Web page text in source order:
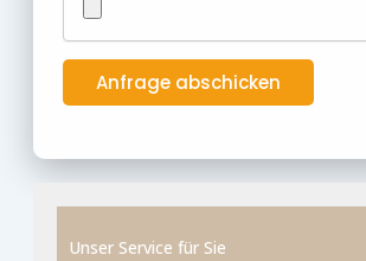
Unser Service für Sie